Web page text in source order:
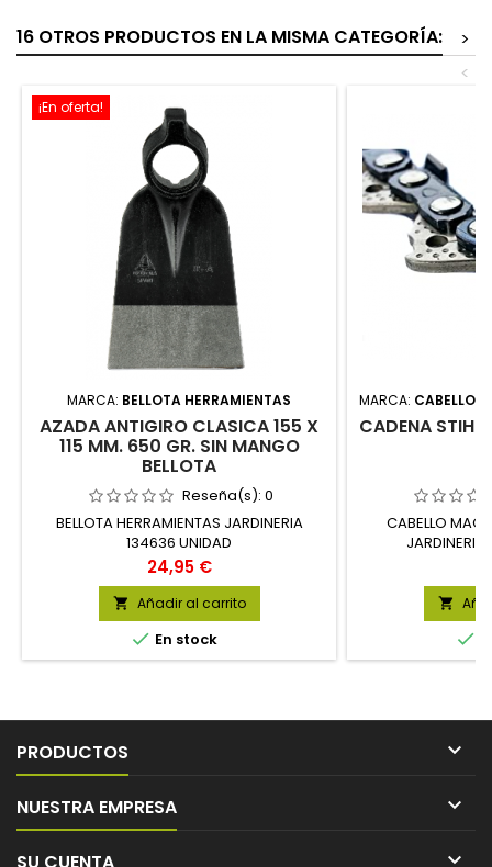
16 OTROS PRODUCTOS EN LA MISMA CATEGORÍA:
>
<
¡En oferta!
MARCA: BELLOTA HERRAMIENTAS
AZADA ANTIGIRO CLASICA 155 X
115 MM. 650 GR. SIN MANGO
BELLOTA
Reseña(s): 0
BELLOTA HERRAMIENTAS JARDINERIA
134636 UNIDAD
Precio
24,95 €
 Añadir al carrito
 En stock
MARCA: CABELLO
CADENA
CABELLO


PRODUCTOS 
NUESTRA EMPRESA 
